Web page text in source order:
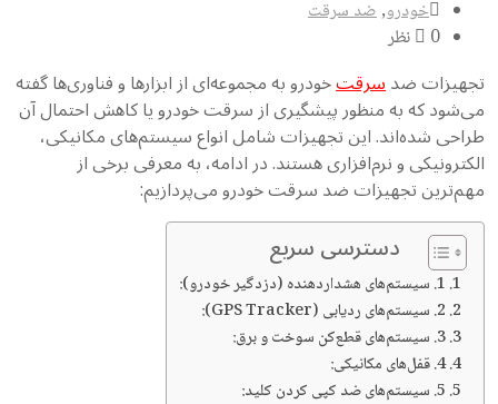
خودرو,ضد سرقت
0 نظر
ضدسرقتخودرو به مجموعه‌ای از ابزارها و فناوری‌ها گفته
که به منظور پیشگیری از سرقت خودرو یا کاهش احتمال آن
شده‌اند. این تجهیزات شامل انواع سیستم‌های مکانیکی،
و نرم‌افزاری هستند. در ادامه، به معرفی برخی از
تجهیزات ضد سرقت خودرو می‌پردازیم:
دسترسی سریع
3. سیستم‌های قطع‌کن سوخت و برق:
4. قفل‌های مکانیکی: